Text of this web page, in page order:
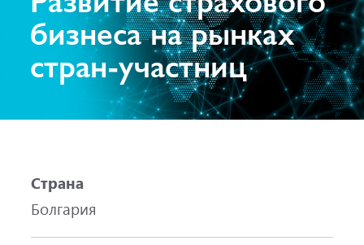
бизнеса на рынках
стран-участниц
Страна
Болгария